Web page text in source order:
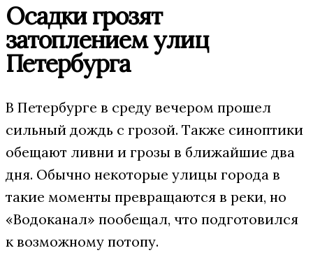
Осадки грозят
затоплением улиц
Петербурга
В Петербурге в среду вечером прошел
сильный дождь с грозой. Также синоптики
обещают ливни и грозы в ближайшие два
дня. Обычно некоторые улицы города в
такие моменты превращаются в реки, но
«Водоканал» пообещал, что подготовился
к возможному потопу.